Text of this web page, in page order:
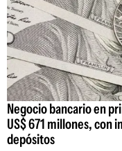
Negocio bancario en
US$ 671 millones, con
depósitos